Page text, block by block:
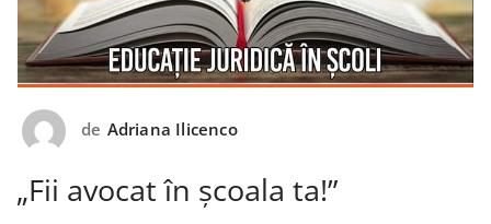
de Adriana Ilicenco
„Fii avocat în școala ta!”